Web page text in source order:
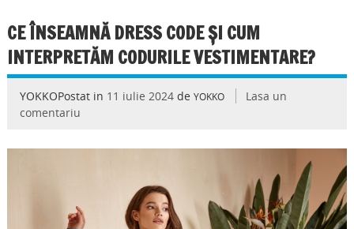
CE ÎNSEAMNĂ DRESS CODE ȘI CUM
INTERPRETĂM CODURILE VESTIMENTARE?
YOKKOPostat in 11 iulie 2024de YOKKO
Lasa un
comentariu